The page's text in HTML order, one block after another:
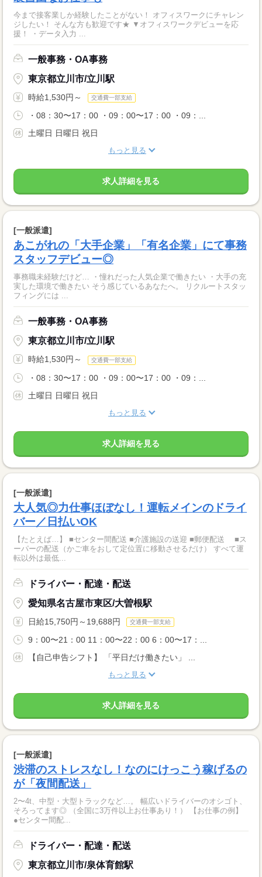
今まで接客業しか経験したことがない！ オフィスワークにチャレン
ジしたい！ そんな方も歓迎です★ ▼オフィスワークデビューを応
援！ ・データ入力 ...
一般事務・OA事務
東京都立川市/立川駅
時給1,530円～ 交通費一部支給
・08：30〜17：00 ・09：00〜17：00 ・09：...
土曜日 日曜日 祝日
もっと見る
求人詳細を見る
[一般派遣]
あこがれの「大手企業」「有名企業」にて事務
スタッフデビュー◎
事務職未経験だけど… ・憧れだった人気企業で働きたい ・大手の充
実した環境で働きたい そう感じているあなたへ。 リクルートスタッ
フィングには ...
一般事務・OA事務
東京都立川市/立川駅
時給1,530円～ 交通費一部支給
・08：30〜17：00 ・09：00〜17：00 ・09：...
土曜日 日曜日 祝日
もっと見る
求人詳細を見る
[一般派遣]
大人気◎力仕事ほぼなし！運転メインのドライ
バー／日払いOK
【たとえば…】 ■センター間配送 ■介護施設の送迎 ■郵便配送 ■ス
ーパーの配送（かご車をおして定位置に移動させるだけ） すべて運
転以外は最低...
ドライバー・配達・配送
愛知県名古屋市東区/大曽根駅
日給15,750円～19,688円 交通費一部支給
9：00〜21：00 11：00〜22：00 6：00〜17：...
【自己申告シフト】 「平日だけ働きたい」 ...
もっと見る
求人詳細を見る
[一般派遣]
渋滞のストレスなし！なのにけっこう稼げるの
が「夜間配送」
2〜4t、中型・大型トラックなど…。 幅広いドライバーのオシゴト、
そろってます◎ （全国に3万件以上お仕事あり！） 【お仕事の例】
●センター間配...
ドライバー・配達・配送
東京都立川市/泉体育館駅